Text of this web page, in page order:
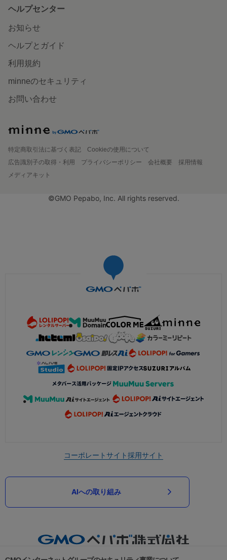
ヘルプセンター
お知らせ
ヘルプとガイド
利用規約
minneのセキュリティ
お問い合わせ
特定商取引法に基づく表記
Cookieの使用について
広告識別子の取得・利用
プライバシーポリシー 会社概要
採用情報
メディアキット
©GMO Pepabo, Inc. All rights reserved.
コーポレートサイト採用サイト
AIへの取り組み